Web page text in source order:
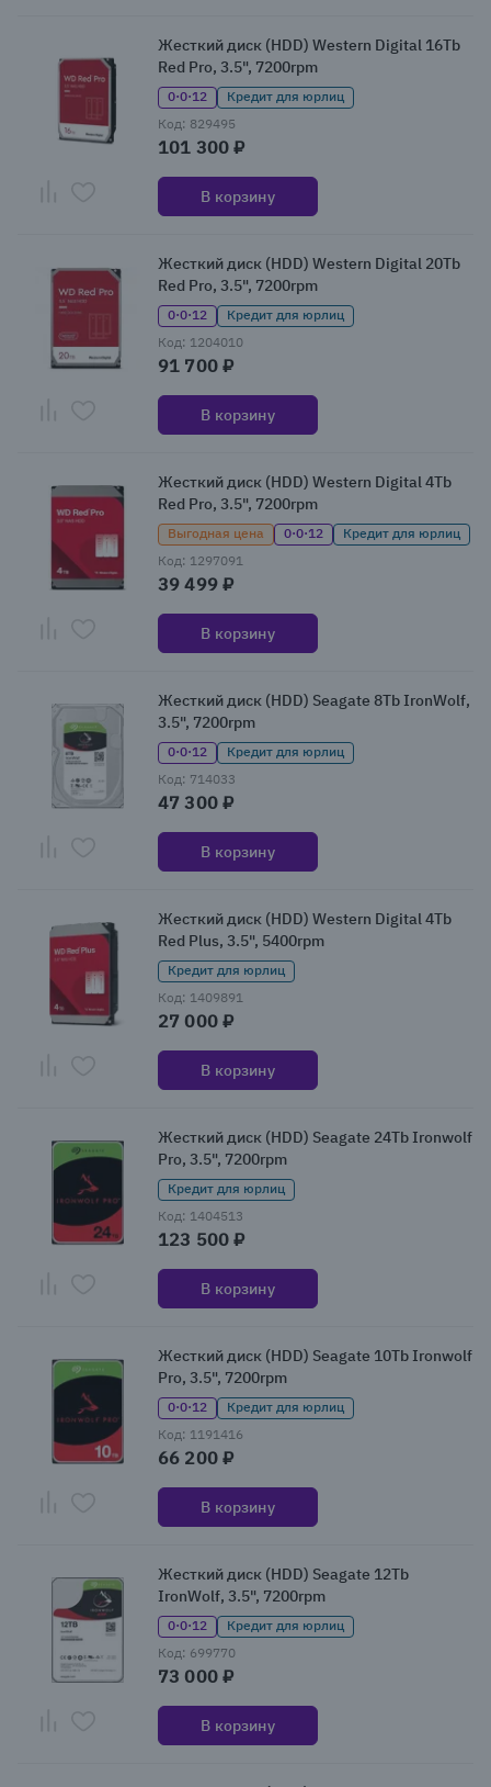
Жесткий диск (HDD) Western Digital 16Tb
Red Pro, 3.5", 7200rpm
0·0·12
Кредит для юрлиц
Код: 829495
101 300 ₽
В корзину
Жесткий диск (HDD) Western Digital 20Tb
Red Pro, 3.5", 7200rpm
0·0·12
Кредит для юрлиц
Код: 1204010
91 700 ₽
В корзину
Жесткий диск (HDD) Western Digital 4Tb
Red Pro, 3.5", 7200rpm
Выгодная цена 0·0·12
Кредит для юрлиц
Код: 1297091
39 499 ₽
В корзину
Жесткий диск (HDD) Seagate 8Tb IronWolf,
3.5", 7200rpm
0·0·12
Кредит для юрлиц
Код: 714033
47 300 ₽
В корзину
Жесткий диск (HDD) Western Digital 4Tb
Red Plus, 3.5", 5400rpm
Кредит для юрлиц
Код: 1409891
27 000 ₽
В корзину
Жесткий диск (HDD) Seagate 24Tb Ironwolf
Pro, 3.5", 7200rpm
Кредит для юрлиц
Код: 1404513
123 500 ₽
В корзину
Жесткий диск (HDD) Seagate 10Tb Ironwolf
Pro, 3.5", 7200rpm
0·0·12
Кредит для юрлиц
Код: 1191416
66 200 ₽
В корзину
Жесткий диск (HDD) Seagate 12Tb
IronWolf, 3.5", 7200rpm
0·0·12
Кредит для юрлиц
Код: 699770
73 000 ₽
В корзину